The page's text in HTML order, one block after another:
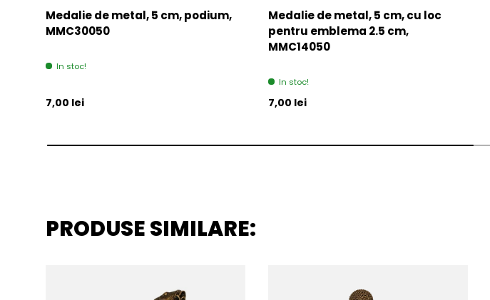
Medalie de metal, 5 cm, podium,
MMC30050
In stoc!
Pret initial
7,00 lei
Medalie de metal, 5 cm, cu loc
pentru emblema 2.5 cm,
MMC14050
In stoc!
Pret initial
7,00 lei
PRODUSE SIMILARE: